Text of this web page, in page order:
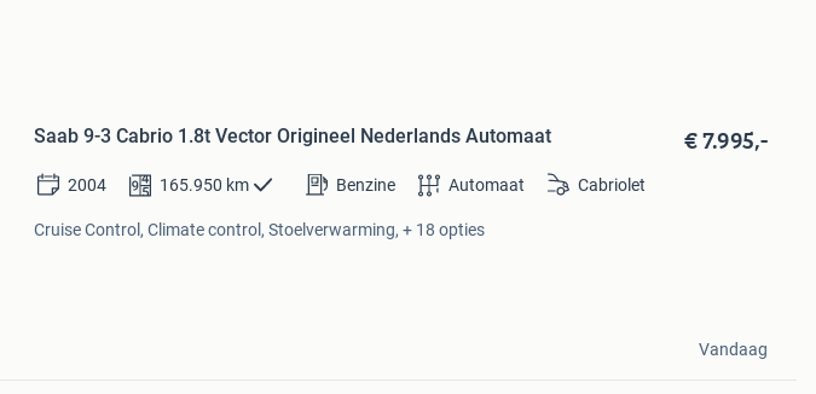
Saab 9-3 Cabrio 1.8t Vector Origineel Nederlands Automaat € 7.995,-
2004 165.950 km Benzine Automaat Cabriolet
Cruise Control, Climate control, Stoelverwarming, + 18 opties
Vandaag